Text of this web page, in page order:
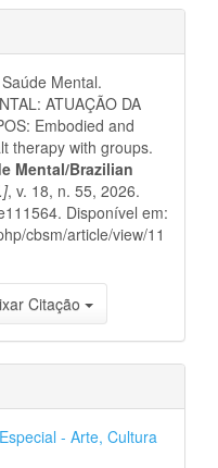
Mental.
ATUAÇÃO DA
Embodied and
therapy with groups.
Mental/Brazilian
, v. 18, n. 55, 2026.
Disponível em:
cbsm/article/view/11
Citação
- Arte, Cultura